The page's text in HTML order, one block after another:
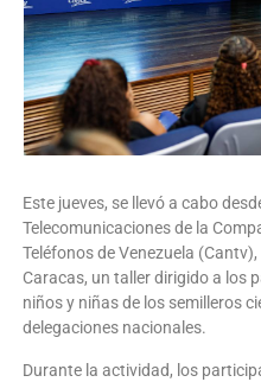
Este jueves, se llevó a cabo
Telecomunicaciones de la
Teléfonos de Venezuela
Caracas, un taller dirigido a los
niños y niñas de los semilleros
delegaciones nacionales.
Durante la actividad, los